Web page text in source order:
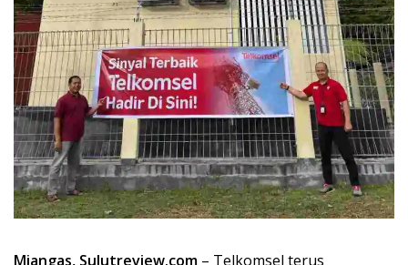
Miangas, Sulutreview.com – Telkomsel terus